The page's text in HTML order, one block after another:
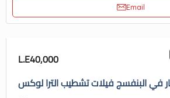
Email
L.E40,000
في البنفسج فيلات تشطيب الترا لوكس